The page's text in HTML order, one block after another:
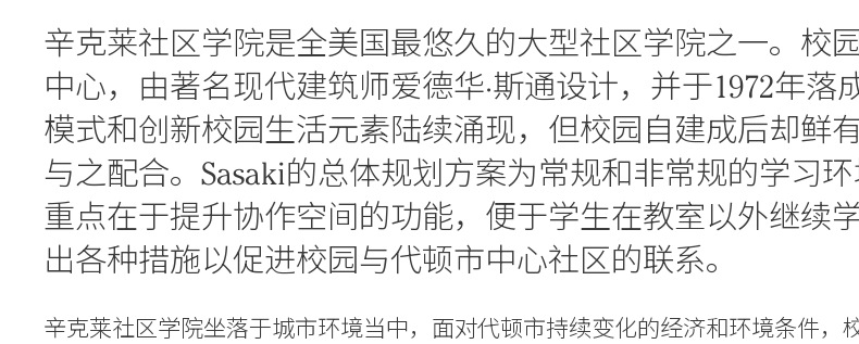
辛克莱社区学院是全美国最悠久的大型社区学院之一。校
中心，由著名现代建筑师爱德华·斯通设计，并于1972年落
模式和创新校园生活元素陆续涌现，但校园自建成后却鲜
与之配合。Sasaki的总体规划方案为常规和非常规的学习环
重点在于提升协作空间的功能，便于学生在教室以外继续
出各种措施以促进校园与代顿市中心社区的联系。
辛克莱社区学院坐落于城市环境当中，面对代顿市持续变化的经济和环境条件，
Practice
Projects
People